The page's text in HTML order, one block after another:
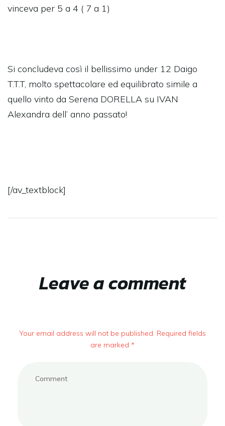
vinceva per 5 a 4 ( 7 a 1)
Si concludeva così il bellissimo under 12 Daigo
T.T.T, molto spettacolare ed equilibrato simile a
quello vinto da Serena DORELLA su IVAN
Alexandra dell’ anno passato!
[/av_textblock]
Leave a comment
Your email address will not be published. Required fields
are marked *